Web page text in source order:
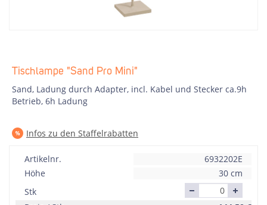
Tischlampe "Sand Pro Mini"
Sand, Ladung durch Adapter, incl. Kabel und Stecker ca.9h
Betrieb, 6h Ladung
Infos zu den Staffelrabatten
Artikelnr.
6932202E
Höhe
30 cm
Stk